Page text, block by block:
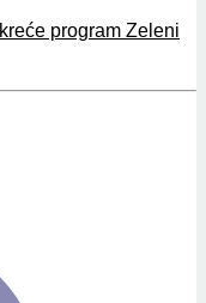
program Zeleni